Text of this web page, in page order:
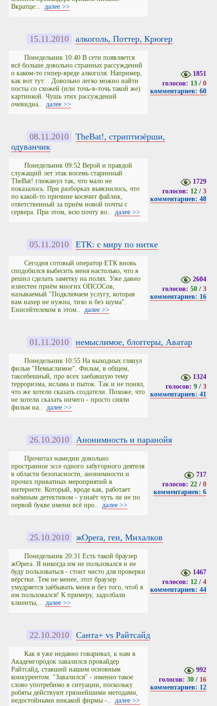
Вкратце:.. далее >>
15.11.2010 алкоголь, Поттер, Крюгер
Понедельник 10:40 В сети появляется
всё больше довольно странных рассуждений
о каком-то гипер-вреде алкоголя. Например,
как вот тут: . Довольно легко можно найти
посты со схожей (или точь-в-точь такой же)
картинкой. Чушь этих рассуждений
очевидна.. далее >>
1851
голосов: 13/ 0
комментариев: 60
08.11.2010
TheBat!, стриптизёрши,
одуванчик
Понедельник 09:52 Верой и правдой
служащий лет этак восемь старинный
TheBat! глюканул так, что мало не
показалось. При разборках выяснилось, что
по какой-то причине косячит файлик,
ответственный за приём новой почты с
сервера. При этом, всю почту во.. далее >>
1729
голосов: 12/ 3
комментариев: 48
05.11.2010 ЕТК: с миру по нитке
Сегодня сотовый оператор ЕТК вновь
сподобился выбесить меня настолько, что я
решил сделать заметку на полях. Уже давно
известен приём многих ОПСОСов,
называемый "Подключаем услугу, которая
вам нахер не нужна, тихо и без шума".
Енисейтелеком в этом.. далее >>
2604
голосов: 50/ 3
комментариев: 16
01.11.2010 немыслимое, блоггеры, Аватар
Понедельник 10:55 На выходных глянул
фильм "Немыслимое". Фильм, в общем,
таксебешный, про всех заебавшую тему
терроризма, ислама и пыток. Так и не понял,
что же хотели сказать создатели. Похоже, что
не хотели сказать ничего - просто сняли
фильм на.. далее >>
1324
голосов: 9/ 3
комментариев: 41
26.10.2010 Анонимность и паранойя
Прочитал намедни довольно
пространное эссе одного забугорного деятеля
в области безопасности, анонимности и
прочих приватных мероприятий в
интернете. Который, вроде как, работает
наёмным детективом - узнаёт чуть ли не по
первой букве имени всё про.. далее >>
717
голосов: 22/ 0
комментариев: 6
25.10.2010 жOpera, геи, Михалков
Понедельник 20:31 Есть такой браузер
жOpera. Я никогда им не пользовался и не
буду пользоваться - стоит чисто для проверки
вёрстки. Тем не менее, этот браузер
умудряется заёбывать меня и без того, чтоб я
им пользовался! К примеру, задолбали
клиенты,.. далее >>
1467
голосов: 12/ 4
комментариев: 44
22.10.2010 Санта+ vs Райтсайд
Как я уже недавно говаривал, к нам в
Академгородок завалился провайдер
Райтсайд, ставший нашим основным
конкурентом. "Завалился" - именно такое
слово употребимо в ситуации, поскольку
робяты действуют грязнейшими методами,
недостойными никакой фирмы -.. далее >>
992
голосов: 30/ 16
комментариев: 12